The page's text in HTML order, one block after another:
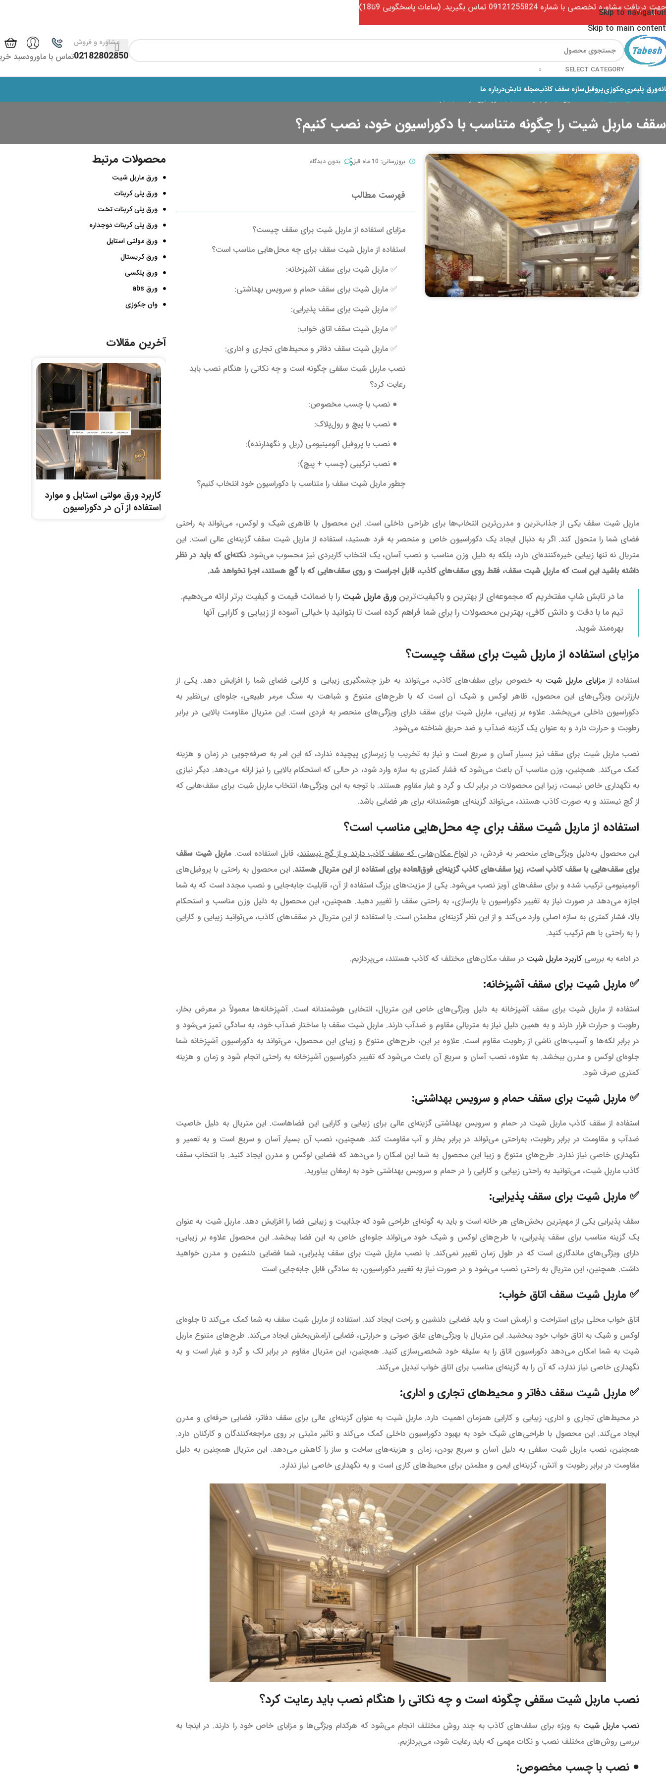
Skip to navigation
Skip to main content
SELECT CATEGORY
مشاوره و فروش
02182802850تماس با ماورودسبد
ورق پلیمریجکوزیپروفیلسازه سقف کاذبمجله تابشدرباره ما
خانه مجله تابش ماربل شیت سقف ماربل شیت را چگونه متناسب با دکوراسیون خود، نصب کنیم؟
سقف ماربل شیت را چگونه متناسب با دکوراسیون خود، نصب کنیم؟
بروزرسانی: 10 ماه قبل بدون دیدگاه
فهرست مطالب
مزایای استفاده از ماربل شیت برای سقف چیست؟
استفاده از ماربل شیت سقف برای چه محل‌هایی مناسب است؟
✅ ماربل شیت برای سقف آشپزخانه:
✅ ماربل شیت برای سقف حمام و سرویس بهداشتی:
✅ ماربل شیت برای سقف پذیرایی:
✅ ماربل شیت سقف اتاق خواب:
✅ ماربل شیت سقف دفاتر و محیط‌های تجاری و اداری:
نصب ماربل شیت سقفی چگونه است و چه نکاتی را هنگام نصب باید
رعایت کرد؟
● نصب با چسب مخصوص:
● نصب با پیچ و رول‌پلاک:
● نصب با پروفیل آلومینیومی (ریل و نگهدارنده):
● نصب ترکیبی (چسب + پیچ):
چطور ماربل شیت سقف را متناسب با دکوراسیون خود انتخاب کنیم؟
ماربل شیت سقف یکی از جذاب‌ترین و مدرن‌ترین انتخاب‌ها برای طراحی داخلی است. این محصول با ظاهری شیک و لوکس، می‌تواند به راحتی
فضای شما را متحول کند. اگر به دنبال ایجاد یک دکوراسیون خاص و منحصر به فرد هستید، استفاده از ماربل شیت سقف گزینه‌ای عالی است. این
متریال نه تنها زیبایی خیره‌کننده‌ای دارد، بلکه به دلیل وزن مناسب و نصب آسان، یک انتخاب کاربردی نیز محسوب می‌شود.نکته‌ای که باید در نظر
داشته باشید این است که ماربل شیت سقف، فقط روی سقف‌های کاذب، قابل اجراست و روی سقف‌هایی که با گچ هستند، اجرا نخواهد شد.
ما در تابش شاپ مفتخریم که مجموعه‌ای از بهترین و باکیفیت‌ترین ورق ماربل شیت را با ضمانت قیمت و کیفیت برتر ارائه می‌دهیم.
تیم ما با دقت و دانش کافی، بهترین محصولات را برای شما فراهم کرده است تا بتوانید با خیالی آسوده از زیبایی و کارایی آنها
بهره‌مند شوید.
مزایای استفاده از ماربل شیت برای سقف چیست؟
استفاده ازمزایای ماربل شیت به خصوص برای سقف‌های کاذب، می‌تواند به طرز چشمگیری زیبایی و کارایی فضای شما را افزایش دهد. یکی از
بارزترین ویژگی‌های این محصول، ظاهر لوکس و شیک آن است که با طرح‌های متنوع و شباهت به سنگ مرمر طبیعی، جلوه‌ای بی‌نظیر به
دکوراسیون داخلی می‌بخشد. علاوه بر زیبایی، ماربل شیت برای سقف دارای ویژگی‌های منحصر به فردی است. این متریال مقاومت بالایی در برابر
رطوبت و حرارت دارد و به عنوان یک گزینه ضدآب و ضد حریق شناخته می‌شود.
نصب ماربل شیت برای سقف نیز بسیار آسان و سریع است و نیاز به تخریب یا زیرسازی پیچیده ندارد، که این امر به صرفه‌جویی در زمان و هزینه
کمک می‌کند. همچنین، وزن مناسب آن باعث می‌شود که فشار کمتری به سازه وارد شود، در حالی که استحکام بالایی را نیز ارائه می‌دهد. دیگر نیازی
به نگهداری خاص نیست، زیرا این محصولات در برابر لک و گرد و غبار مقاوم هستند. با توجه به این ویژگی‌ها، انتخاب ماربل شیت برای سقف‌هایی که
از گچ نیستند و به صورت کاذب هستند، می‌تواند گزینه‌ای هوشمندانه برای هر فضایی باشد.
استفاده از ماربل شیت سقف برای چه محل‌هایی مناسب است؟
این محصول به‌دلیل ویژگی‌های منحصر به فردش، درانواع مکان‌هایی که سقف کاذب دارند و از گچ نیستند، قابل استفاده است.ماربل شیت سقف
برای سقف‌هایی با سقف کاذب است، زیرا سقف‌های کاذب گزینه‌ای فوق‌العاده برای استفاده از این متریال هستند.این محصول به راحتی با پروفیل‌های
آلومینیومی ترکیب شده و برای سقف‌های آویز نصب می‌شود. یکی از مزیت‌های بزرگ استفاده از آن، قابلیت جابه‌جایی و نصب مجدد است که به شما
اجازه می‌دهد در صورت نیاز به تغییر دکوراسیون یا بازسازی، به راحتی سقف را تغییر دهید. همچنین، این محصول به دلیل وزن مناسب و استحکام
بالا، فشار کمتری به سازه اصلی وارد می‌کند و از این نظر گزینه‌ای مطمئن است. با استفاده از این متریال در سقف‌های کاذب، می‌توانید زیبایی و کارایی
را به راحتی با هم ترکیب کنید.
در ادامه به بررسی کاربرد ماربل شیت در سقف مکان‌های مختلف که کاذب هستند، می‌پردازیم.
✅ ماربل شیت برای سقف آشپزخانه:
استفاده از ماربل شیت برای سقف آشپزخانه به دلیل ویژگی‌های خاص این متریال، انتخابی هوشمندانه است. آشپزخانه‌ها معمولاً در معرض بخار،
رطوبت و حرارت قرار دارند و به همین دلیل نیاز به متریالی مقاوم و ضدآب دارند. ماربل شیت سقف با ساختار ضدآب خود، به سادگی تمیز می‌شود و
در برابر لکه‌ها و آسیب‌های ناشی از رطوبت مقاوم است. علاوه بر این، طرح‌های متنوع و زیبای این محصول، می‌تواند به دکوراسیون آشپزخانه شما
جلوه‌ای لوکس و مدرن ببخشد. به علاوه، نصب آسان و سریع آن باعث می‌شود که تغییر دکوراسیون آشپزخانه به راحتی انجام شود و زمان و هزینه
کمتری صرف شود.
✅ ماربل شیت برای سقف حمام و سرویس بهداشتی:
استفاده از سقف کاذب ماربل شیت در حمام و سرویس بهداشتی گزینه‌ای عالی برای زیبایی و کارایی این فضاهاست. این متریال به دلیل خاصیت
ضدآب و مقاومت در برابر رطوبت، به‌راحتی می‌تواند در برابر بخار و آب مقاومت کند. همچنین، نصب آن بسیار آسان و سریع است و به تعمیر و
نگهداری خاصی نیاز ندارد. طرح‌های متنوع و زیبا این محصول به شما این امکان را می‌دهد که فضایی لوکس و مدرن ایجاد کنید. با انتخاب سقف
کاذب ماربل شیت، می‌توانید به راحتی زیبایی و کارایی را در حمام و سرویس بهداشتی خود به ارمغان بیاورید.
✅ ماربل شیت برای سقف پذیرایی:
سقف پذیرایی یکی از مهم‌ترین بخش‌های هر خانه است و باید به گونه‌ای طراحی شود که جذابیت و زیبایی فضا را افزایش دهد. ماربل شیت به عنوان
یک گزینه مناسب برای سقف پذیرایی، با طرح‌های لوکس و شیک خود می‌تواند جلوه‌ای خاص به این فضا ببخشد. این محصول علاوه بر زیبایی،
دارای ویژگی‌های ماندگاری است که در طول زمان تغییر نمی‌کند. با نصب ماربل شیت برای سقف پذیرایی، شما فضایی دلنشین و مدرن خواهید
داشت. همچنین، این متریال به راحتی نصب می‌شود و در صورت نیاز به تغییر دکوراسیون، به سادگی قابل جابه‌جایی است
✅ ماربل شیت سقف اتاق خواب:
اتاق خواب محلی برای استراحت و آرامش است و باید فضایی دلنشین و راحت ایجاد کند. استفاده از ماربل شیت سقف به شما کمک می‌کند تا جلوه‌ای
لوکس و شیک به اتاق خواب خود ببخشید. این متریال با ویژگی‌های عایق صوتی و حرارتی، فضایی آرامش‌بخش ایجاد می‌کند. طرح‌های متنوع ماربل
شیت به شما امکان می‌دهد دکوراسیون اتاق را به سلیقه خود شخصی‌سازی کنید. همچنین، این متریال مقاوم در برابر لک و گرد و غبار است و به
نگهداری خاصی نیاز ندارد، که آن را به گزینه‌ای مناسب برای اتاق خواب تبدیل می‌کند.
✅ ماربل شیت سقف دفاتر و محیط‌های تجاری و اداری:
در محیط‌های تجاری و اداری، زیبایی و کارایی همزمان اهمیت دارد. ماربل شیت به عنوان گزینه‌ای عالی برای سقف دفاتر، فضایی حرفه‌ای و مدرن
ایجاد می‌کند. این محصول با طراحی‌های شیک خود به بهبود دکوراسیون داخلی کمک می‌کند و تاثیر مثبتی بر روی مراجعه‌کنندگان و کارکنان دارد.
همچنین، نصب ماربل شیت سقفی به دلیل آسان و سریع بودن، زمان و هزینه‌های ساخت و ساز را کاهش می‌دهد. این متریال همچنین به دلیل
مقاومت در برابر رطوبت و آتش، گزینه‌ای ایمن و مطمئن برای محیط‌های کاری است و به نگهداری خاصی نیاز ندارد.
نصب ماربل شیت سقفی چگونه است و چه نکاتی را هنگام نصب باید رعایت کرد؟
نصب ماربل شیت به ویژه برای سقف‌های کاذب به چند روش مختلف انجام می‌شود که هرکدام ویژگی‌ها و مزایای خاص خود را دارند. در اینجا به
بررسی روش‌های مختلف نصب و نکات مهمی که باید رعایت شود، می‌پردازیم.
● نصب با چسب مخصوص:
محصولات مرتبط
ورق ماربل شیت
ورق پلی کربنات
ورق پلی کربنات تخت
ورق پلی کربنات دوجداره
ورق مولتی استایل
ورق کریستال
ورق پلکسی
ورق abs
وان جکوزی
آخرین مقالات
کاربرد ورق مولتی استایل و موارد
استفاده از آن در دکوراسیون
جهت دریافت مشاوره تخصصی با شماره 09121255824 تماس بگیرید. (ساعات پاسخگویی 9تا18)